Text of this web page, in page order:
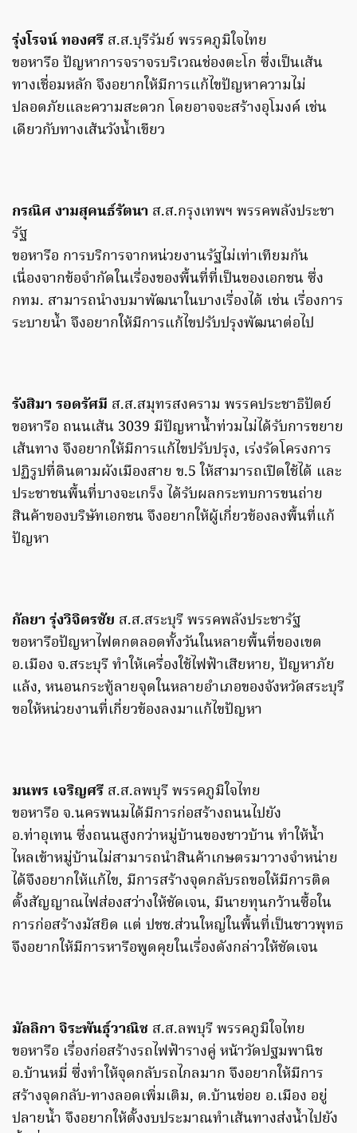
รุ่งโรจน์ ทองศรี ส.ส.บุรีรัมย์ พรรคภูมิใจไทย
ขอหารือ ปัญหาการจราจรบริเวณช่องตะโก ซึ่งเป็นเส้น
ทางเชื่อมหลัก จึงอยากให้มีการแก้ไขปัญหาความไม่
ปลอดภัยและความสะดวก โดยอาจจะสร้างอุโมงค์ เช่น
เดียวกับทางเส้นวังน้ำเขียว
กรณิศ งามสุคนธ์รัตนา ส.ส.กรุงเทพฯ พรรคพลังประชา
รัฐ
ขอหารือ การบริการจากหน่วยงานรัฐไม่เท่าเทียมกัน
เนื่องจากข้อจำกัดในเรื่องของพื้นที่ที่เป็นของเอกชน ซึ่ง
กทม. สามารถนำงบมาพัฒนาในบางเรื่องได้ เช่น เรื่องการ
ระบายน้ำ จึงอยากให้มีการแก้ไขปรับปรุงพัฒนาต่อไป
รังสิมา รอดรัศมี ส.ส.สมุทรสงคราม พรรคประชาธิปัตย์
ขอหารือ ถนนเส้น 3039 มีปัญหาน้ำท่วมไม่ได้รับการขยาย
เส้นทาง จึงอยากให้มีการแก้ไขปรับปรุง, เร่งรัดโครงการ
ปฏิรูปที่ดินตามผังเมืองสาย ข.5 ให้สามารถเปิดใช้ได้ และ
ประชาชนพื้นที่บางจะเกร็ง ได้รับผลกระทบการขนถ่าย
สินค้าของบริษัทเอกชน จึงอยากให้ผู้เกี่ยวข้องลงพื้นที่แก้
ปัญหา
กัลยา รุ่งวิจิตรชัย ส.ส.สระบุรี พรรคพลังประชารัฐ
ขอหารือปัญหาไฟตกตลอดทั้งวันในหลายพื้นที่ของเขต
อ.เมือง จ.สระบุรี ทำให้เครื่องใช้ไฟฟ้าเสียหาย, ปัญหาภัย
แล้ง, หนอนกระทู้ลายจุดในหลายอำเภอของจังหวัดสระบุรี
ขอให้หน่วยงานที่เกี่ยวข้องลงมาแก้ไขปัญหา
มนพร เจริญศรี ส.ส.ลพบุรี พรรคภูมิใจไทย
ขอหารือ จ.นครพนมได้มีการก่อสร้างถนนไปยัง
อ.ท่าอุเทน ซึ่งถนนสูงกว่าหมู่บ้านของชาวบ้าน ทำให้น้ำ
ไหลเข้าหมู่บ้านไม่สามารถนำสินค้าเกษตรมาวางจำหน่าย
ได้จึงอยากให้แก้ไข, มีการสร้างจุดกลับรถขอให้มีการติด
ตั้งสัญญาณไฟส่องสว่างให้ชัดเจน, มีนายทุนกว้านซื้อใน
การก่อสร้างมัสยิด แต่ ปชช.ส่วนใหญ่ในพื้นที่เป็นชาวพุทธ
จึงอยากให้มีการหารือพูดคุยในเรื่องดังกล่าวให้ชัดเจน
มัลลิกา จิระพันธุ์วาณิช ส.ส.ลพบุรี พรรคภูมิใจไทย
ขอหารือ เรื่องก่อสร้างรถไฟฟ้ารางคู่ หน้าวัดปฐมพานิช
อ.บ้านหมี่ ซึ่งทำให้จุดกลับรถไกลมาก จึงอยากให้มีการ
สร้างจุดกลับ-ทางลอดเพิ่มเติม, ต.บ้านข่อย อ.เมือง อยู่
ปลายน้ำ จึงอยากให้ตั้งงบประมาณทำเส้นทางส่งน้ำไปยัง